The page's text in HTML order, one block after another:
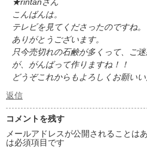
こんばんは。
テレビを見てくださったのですね。
ありがとうございます。
只今売切れの石鹸が多くって、ご
が、がんばって作りますね！！
どうぞこれからもよろしくお願いい
返信
コメントを残す
メールアドレスが公開されることは
は必須項目です